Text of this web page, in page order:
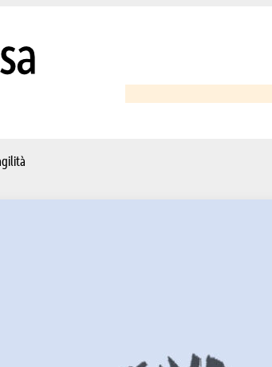
che ha saputo “abitare” con straordinaria intensità